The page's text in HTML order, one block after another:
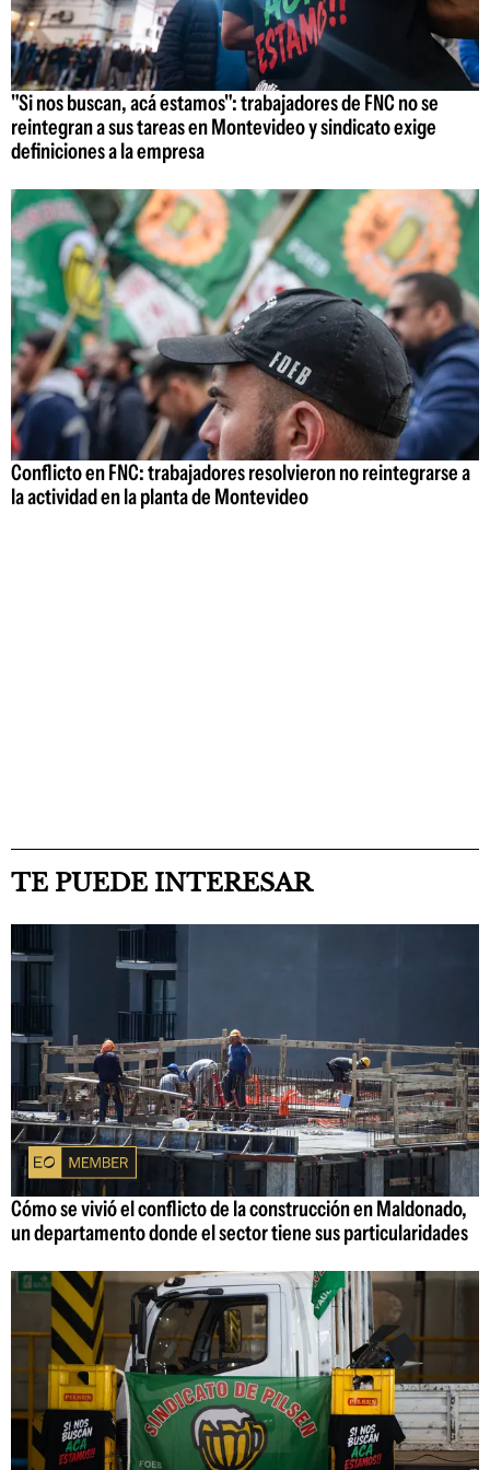
"Si nos buscan, acá estamos": trabajadores de FNC no se
reintegran a sus tareas en Montevideo y sindicato exige
definiciones a la empresa
Conflicto en FNC: trabajadores resolvieron no reintegrarse a
la actividad en la planta de Montevideo
TE PUEDE INTERESAR
Cómo se vivió el conflicto de la construcción en Maldonado,
un departamento donde el sector tiene sus particularidades